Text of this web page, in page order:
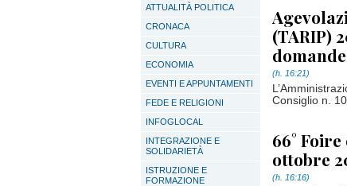
ATTUALITÀ POLITICA
CRONACA
CULTURA
ECONOMIA
EVENTI E APPUNTAMENTI
FEDE E RELIGIONI
INFOGLOCAL
INTEGRAZIONE E
SOLIDARIETÀ
ISTRUZIONE E
FORMAZIONE
(TARIP)
(h. 16:21)
Consiglio n.
66°
ottobre
(h. 16:16)